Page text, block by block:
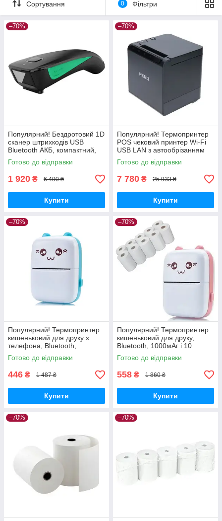
Сортування 0 Фільтри
–70%
Популярний! Бездротовий 1D
сканер штрихкодів USB
Bluetooth АКБ, компактний,
Netum C740 - Краща якість
тільки на Nukleon.com.ua
Готово до відправки
1 920 ₴ 6 400 ₴
Купити
–70%
Популярний! Термопринтер
POS чековий принтер Wi-Fi
USB LAN з автообрізанням
REGO RG-P80B 58/80мм -
Краща якість тільки на
Готово до відправки
7 780 ₴ 25 933 ₴
Купити
–70%
Популярний! Термопринтер
кишеньковий для друку з
телефона, Bluetooth,
1000мАг, кольори - Краща
якість тільки на
Nukleon.com.ua
Готово до відправки
446 ₴ 1 487 ₴
Купити
–70%
Популярний! Термопринтер
кишеньковий для друку,
Bluetooth, 1000мАг і 10
рулонів паперу 57мм -
Краща якість тільки на
Готово до відправки
558 ₴ 1 860 ₴
Купити
–70% –70%